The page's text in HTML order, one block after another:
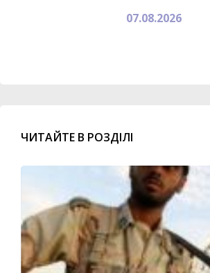
07.08.2026
ЧИТАЙТЕ В РОЗДІЛІ